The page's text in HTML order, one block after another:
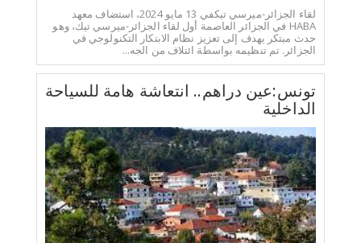
لقاء الجزائر-ميرسي تيكفي 13 مايو 2024، استضاف معهد
HABA في الجزائر العاصمة أول لقاء الجزائر-ميرسي تيك، وهو
حدث مبتكر يهدف إلى تعزيز نظام الابتكار التكنولوجي في
الجزائر. تم تنظيمه بواسطة ائتلاف من الجه...
تونس:عين دراهم.. انتعاشة هامة للسياحة
الداخلية